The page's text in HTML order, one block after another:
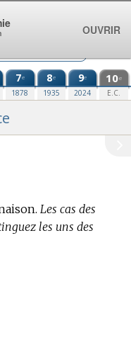
7e
1878
8e
1935
9e
2024
10e
E.C.
Les cas des
les uns des
OUVRIR